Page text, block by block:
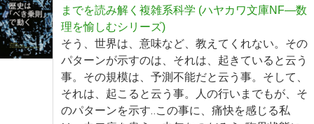
までを読み解く複雑系科学 (ハヤカワ文庫NF―数
理を愉しむシリーズ)
そう、世界は、意味など、教えてくれない。その
パターンが示すのは、それは、起きていると云う
事。その規模は、予測不能だと云う事。そして、
それは、起こると云う事。人の行いまでもが、そ
のパターンを示す‥この事に、痛快を感じる私